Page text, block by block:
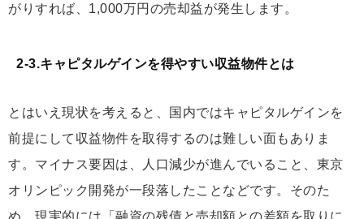
がりすれば、1,000万円の売却益が発生します。
2-3.キャピタルゲインを得やすい収益物件とは
とはいえ現状を考えると、国内ではキャピタルゲインを
前提にして収益物件を取得するのは難しい面もありま
す。マイナス要因は、人口減少が進んでいること、東京
オリンピック開発が一段落したことなどです。そのた
め、現実的には「融資の残債と売却額との差額を取りに